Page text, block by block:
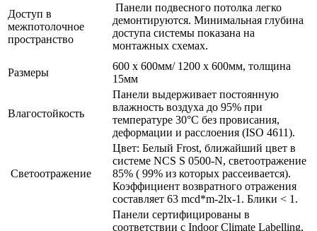
Доступ в
межпотолочное
пространство
Панели подвесного потолка легко
демонтируются. Минимальная глубина
доступа системы показана на
монтажных схемах.
Размеры
600 х 600мм/ 1200 х 600мм, толщина
15мм
Влагостойкость
Панели выдерживает постоянную
влажность воздуха до 95% при
температуре 30°C без провисания,
деформации и расслоения (ISO 4611).
Светоотражение
Цвет: Белый Frost, ближайший цвет в
системе NCS S 0500-N, светоотражение
85% ( 99% из которых рассеивается).
Коэффициент возвратного отражения
составляет 63 mcd*m-2lx-1. Блики < 1.
Панели сертифицированы в
соответствии с Indoor Climate Labelling,